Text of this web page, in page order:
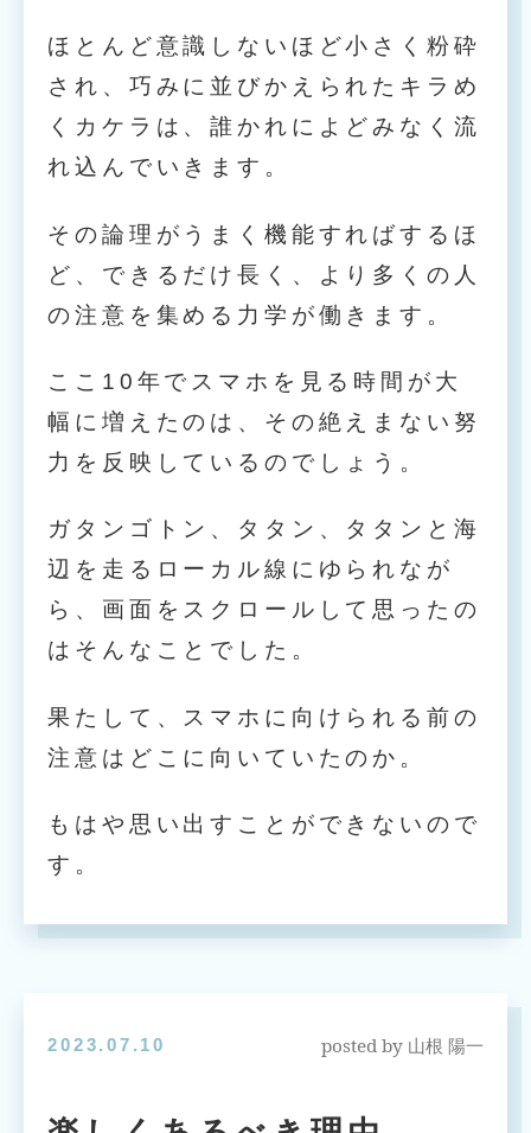
ほとんど意識しないほど小さく粉砕
され、巧みに並びかえられたキラめ
くカケラは、誰かれによどみなく流
れ込んでいきます。
その論理がうまく機能すればするほ
ど、できるだけ長く、より多くの人
の注意を集める力学が働きます。
ここ10年でスマホを見る時間が大
幅に増えたのは、その絶えまない努
力を反映しているのでしょう。
ガタンゴトン、タタン、タタンと海
辺を走るローカル線にゆられなが
ら、画面をスクロールして思ったの
はそんなことでした。
果たして、スマホに向けられる前の
注意はどこに向いていたのか。
もはや思い出すことができないので
す。
2023.07.10 posted by 山根 陽一